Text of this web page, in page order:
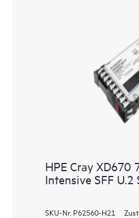
HPE Cray XD670
Intensive SFF U.2
SKU-Nr. P62560-H21